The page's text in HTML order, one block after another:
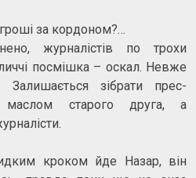
за кордоном?…
журналістів по трохи
посмішка – оскал. Невже
зібрати прес-
маслом старого друга, а
кроком йде Назар, він